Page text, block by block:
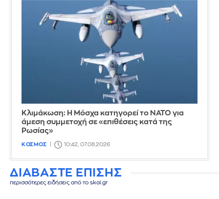
Κλιμάκωση: Η Μόσχα κατηγορεί το ΝΑΤΟ για
άμεση συμμετοχή σε «επιθέσεις κατά της
Ρωσίας»
ΚΟΣΜΟΣ 10:42, 07.08.2026
ΔΙΑΒΑΣΤΕ ΕΠΙΣΗΣ
περισσότερες ειδήσεις από το skai.gr